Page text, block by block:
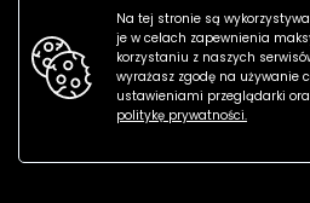
Na tej stronie są
je w celach zapewnienia
korzystaniu z naszych
wyrażasz zgodę na używanie
ustawieniami przeglądarki
politykę prywatności.